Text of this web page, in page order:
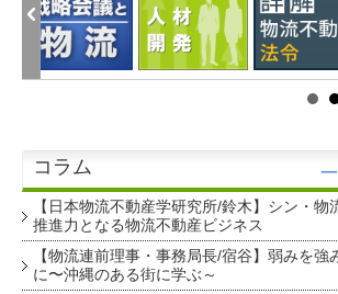
コラム
【日本物流不動産学研究所/鈴木】シン・物
推進力となる物流不動産ビジネス
【物流連前理事・事務局長/宿谷】弱みを強
に〜沖縄のある街に学ぶ～